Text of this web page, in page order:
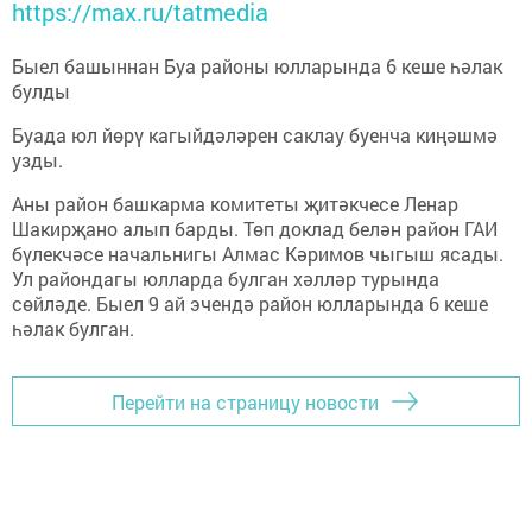
https://max.ru/tatmedia
Быел башыннан Буа районы юлларында 6 кеше һәлак
булды
Буада юл йөрү кагыйдәләрен саклау буенча киңәшмә
узды.
Аны район башкарма комитеты җитәкчесе Ленар
Шакирҗано алып барды. Төп доклад белән район ГАИ
бүлекчәсе начальнигы Алмас Кәримов чыгыш ясады.
Ул райондагы юлларда булган хәлләр турында
сөйләде. Быел 9 ай эчендә район юлларында 6 кеше
һәлак булган.
Перейти на страницу новости